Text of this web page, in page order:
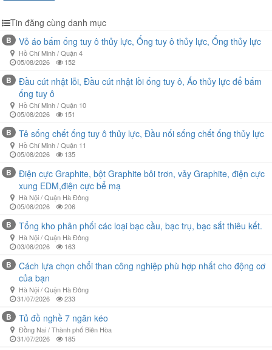
Tin đăng cùng danh mục
B Vỏ áo bấm ống tuy ô thủy lực, Ống tuy ô thủy lực, Ống thủy lực
Hồ Chí Minh / Quận 4
05/08/2026
152
B
Đầu cút nhật lỗi, Đầu cút nhật lồi ống tuy ô, Áo thủy lực để bấm
ống tuy ô
Hồ Chí Minh / Quận 10
05/08/2026
151
B Tê sống chết ống tuy ô thủy lực, Đầu nối sống chết ống thủy lực
Hồ Chí Minh / Quận 11
05/08/2026
135
B
Điện cực Graphite, bột Graphite bôi trơn, vảy Graphite, điện cực
xung EDM,điện cực bể mạ
Hà Nội / Quận Hà Đông
05/08/2026
206
B Tổng kho phân phối các loại bạc cầu, bạc trụ, bạc sắt thiêu kết.
Hà Nội / Quận Hà Đông
03/08/2026
163
B
Cách lựa chọn chổi than công nghiệp phù hợp nhất cho động cơ
của bạn
Hà Nội / Quận Hà Đông
31/07/2026
233
B Tủ đồ nghề 7 ngăn kéo
Đồng Nai / Thành phố Biên Hòa
31/07/2026
185